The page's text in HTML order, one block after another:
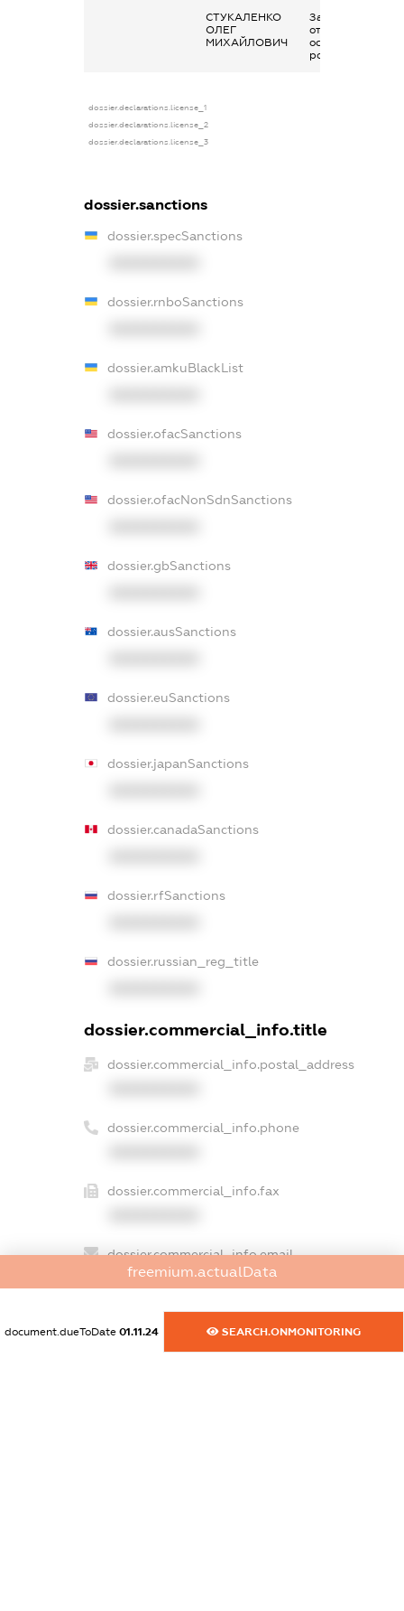
СТУКАЛЕНКО
ОЛЕГ
МИХАЙЛОВИЧ
Заробітна плата
отримана за
основним місцем
роботи
dossier.declarations.license_1
dossier.declarations.license_2
dossier.declarations.license_3
dossier.sanctions
dossier.specSanctions
dossier.rnboSanctions
dossier.amkuBlackList
dossier.ofacSanctions
dossier.ofacNonSdnSanctions
dossier.gbSanctions
dossier.ausSanctions
dossier.euSanctions
dossier.japanSanctions
dossier.canadaSanctions
dossier.rfSanctions
dossier.russian_reg_title
dossier.commercial_info.title
dossier.commercial_info.postal_address
dossier.commercial_info.phone
dossier.commercial_info.fax
dossier.commercial_info.email
XXXXXXXXXX
dossier.commercial_info.website
freemium.actualData
document.dueToDate 01.11.24 SEARCH.ONMONITORING